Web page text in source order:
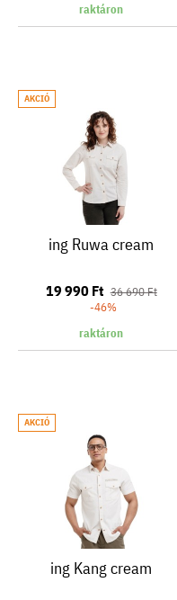
raktáron
AKCIÓ
ing Ruwa cream
19 990 Ft 36 690 Ft
-46%
raktáron
AKCIÓ
ing Kang cream